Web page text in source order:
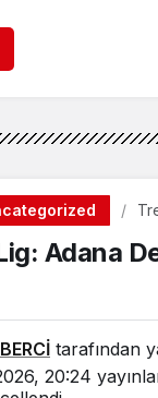
6
Adana
tarafından
20:24